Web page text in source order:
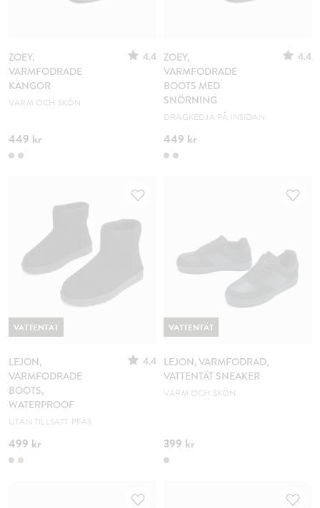
ZOEY,
VARMFODRADE
KÄNGOR
4.4
VARM OCH SKÖN
449 kr
ZOEY,
VARMFODRADE
BOOTS MED
SNÖRNING
4.4
DRAGKEDJA PÅ INSIDAN
449 kr
LEJON,
VARMFODRADE
BOOTS,
WATERPROOF
4.4
UTAN TILLSATT PFAS
499 kr
VATTENTÄT
LEJON, VARMFODRAD,
VATTENTÄT SNEAKER
VARM OCH SKÖN
399 kr
VATTENTÄT